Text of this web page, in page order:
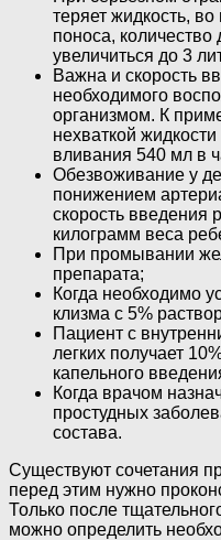
теряет жидкость,
поноса,
увеличиться до 3
Важна и скорость
необходимого
организмом. К
нехваткой
вливания 540 мл в
Обезвоживание у
понижением
скорость введения
килограмм веса
При промывании
препарата;
Когда необходимо
клизма с 5%
Пациент с
легких получает
капельного
Когда врачом
простудных
состава.
Существуют сочетания
перед этим нужно
Только после
можно определить